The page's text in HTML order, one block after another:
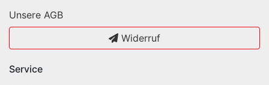
Unsere AGB
Widerruf
Service